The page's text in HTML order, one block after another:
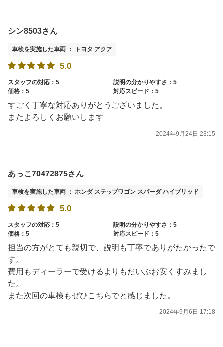
シン8503さん
車検を実施した車両 ： トヨタ アクア
5.0
スタッフの対応：5
説明の分かりやすさ：5
価格：5
対応スピード：5
すごく丁寧な対応ありがとうございました。
またよろしくお願いします
2024年9月24日 23:15
あっこ70472875さん
車検を実施した車両 ： ホンダ ステップワゴン スパーダ ハイブリッド
5.0
スタッフの対応：5
説明の分かりやすさ：5
価格：5
対応スピード：5
担当の方がとても親切で、説明も丁寧でありがたかったで
す。
費用もディーラーで受けるよりもだいぶお安くすみまし
た。
また次回の車検もぜひこちらでと感じました。
2024年9月6日 17:18